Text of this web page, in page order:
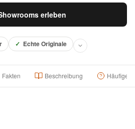
erleben
✓ Echte Originale
Fakten Beschreibung Häufige